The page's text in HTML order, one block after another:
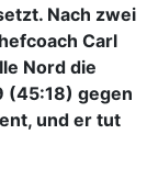
Nach zwei
Carl
Nord die
(45:18) gegen
und er tut